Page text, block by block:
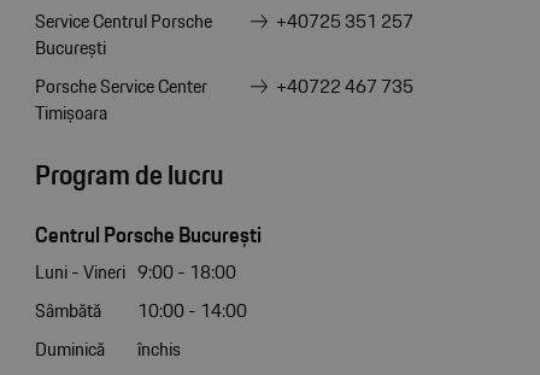
Service Centrul Porsche
București
+40725 351 257
Porsche Service Center
Timișoara
+40722 467 735
Program de lucru
Centrul Porsche București
Luni - Vineri 9:00 - 18:00
Sâmbătă
10:00 - 14:00
Duminică
închis